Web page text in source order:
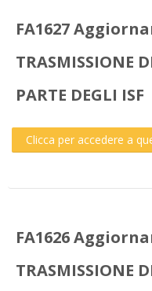
FA1627
TRASMISSIONE
PARTE DEGLI ISF
Clicca per accedere a
FA1626
TRASMISSIONE